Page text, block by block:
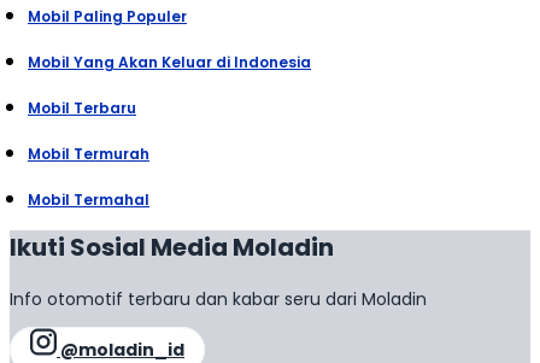
Mobil Paling Populer
Mobil Yang Akan Keluar di Indonesia
Mobil Terbaru
Mobil Termurah
Mobil Termahal
Ikuti Sosial Media Moladin
Info otomotif terbaru dan kabar seru dari Moladin
@moladin_id